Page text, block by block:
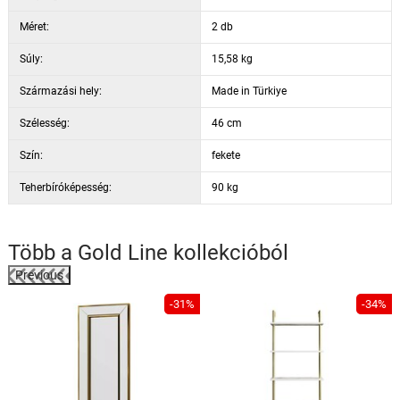
Méret: 2 db
Súly: 15,58 kg
Származási hely: Made in Türkiye
Szélesség: 46 cm
Szín: fekete
Teherbíróképesség: 90 kg
Több a Gold Line kollekcióból
Previous
-31% -34%